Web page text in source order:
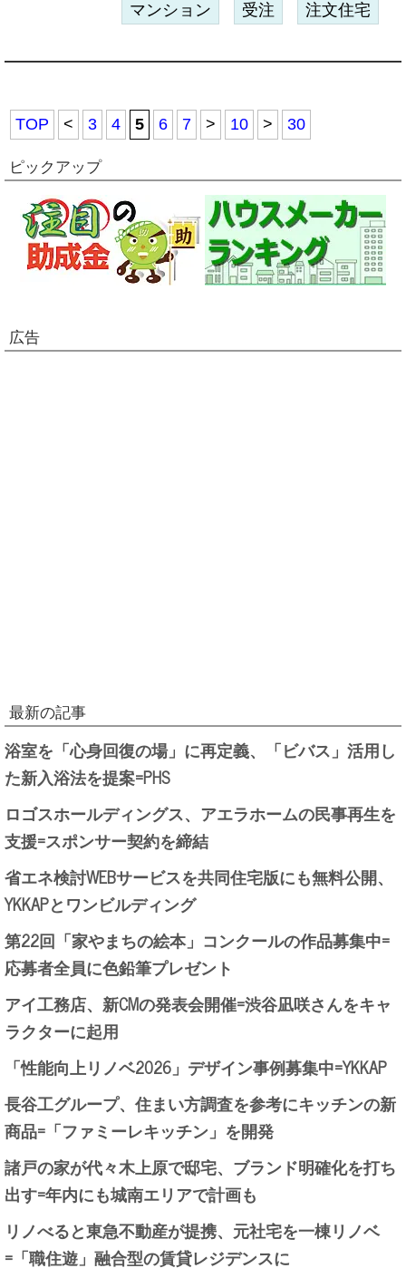
マンション 受注 注文住宅
TOP < 3 4 5 6 7 > 10 > 30
ピックアップ
広告
最新の記事
浴室を「心身回復の場」に再定義、「ビバス」活用し
た新入浴法を提案=PHS
ロゴスホールディングス、アエラホームの民事再生を
支援=スポンサー契約を締結
省エネ検討WEBサービスを共同住宅版にも無料公開、
YKKAPとワンビルディング
第22回「家やまちの絵本」コンクールの作品募集中=
応募者全員に色鉛筆プレゼント
アイ工務店、新CMの発表会開催=渋谷凪咲さんをキャ
ラクターに起用
「性能向上リノベ2026」デザイン事例募集中=YKKAP
長谷工グループ、住まい方調査を参考にキッチンの新
商品=「ファミーレキッチン」を開発
諸戸の家が代々木上原で邸宅、ブランド明確化を打ち
出す=年内にも城南エリアで計画も
リノべると東急不動産が提携、元社宅を一棟リノベ
=「職住遊」融合型の賃貸レジデンスに